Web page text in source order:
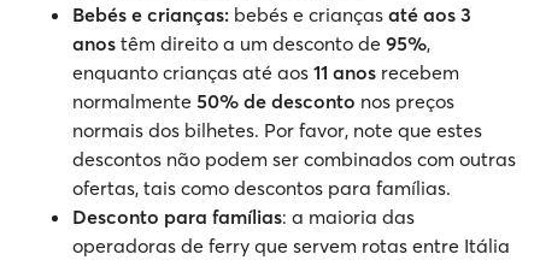
Bebés e crianças: bebés e crianças até aos 3
anos têm direito a um desconto de 95%,
enquanto crianças até aos 11 anos recebem
normalmente 50% de desconto nos preços
normais dos bilhetes. Por favor, note que estes
descontos não podem ser combinados com outras
ofertas, tais como descontos para famílias.
Desconto para famílias: a maioria das
operadoras de ferry que servem rotas entre Itália